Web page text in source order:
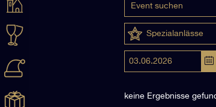
Spezialanlässe
keine Ergebnisse